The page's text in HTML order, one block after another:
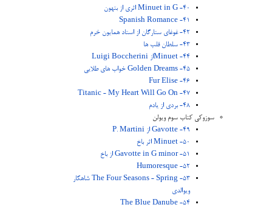
40- Minuet in G اثری از بتهون
41- Spanish Romance
42- غوغای ستارگان از استاد همایون خرم
43- سلطان قلب ها
44- Minuetاز Luigi Boccherini
45- Golden Dreams خواب های طلایی
46- Fur Elise
47- Titanic - My Heart Will Go On
48- بردی از یادم
سوزوکی کتاب سوم ویولن
49- Gavotte از P. Martini
50- Minuet اثر باخ
51- Gavotte in G minor از باخ
52- Humoresque
53- The Four Seasons - Spring شاهکار
ویوالدی
54- The Blue Danube